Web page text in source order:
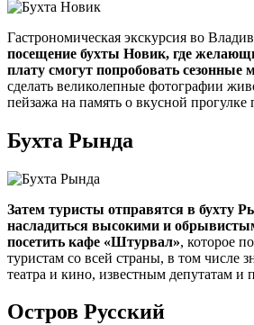
Гастрономическая экскурсия во
посещение бухты Новик, где
плату смогут попробовать сезонные
сделать великолепные фотографии
пейзажа на память о вкусной прогулке
Бухта Рында
Затем туристы отправятся в бухту
насладиться высокими и
посетить кафе «Штурвал», которое
туристам со всей страны, в том числе
театра и кино, известным депутатам и
Остров Русский